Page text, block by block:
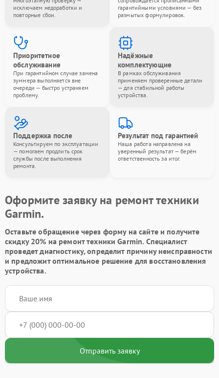
исключаем недоработки и
повторные сбои.
гарантийными условиями — без
размытых формулировок.
Приоритетное
обслуживание
При гарантийном случае замена
зуммера выполняется вне
очереди — быстро устраняем
проблему.
Надёжные
комплектующие
В рамках обслуживания
применяем проверенные детали
— для стабильной работы
устройства.
Поддержка после
Консультируем по эксплуатации
— помогаем продлить срок
службы после выполнения
ремонта.
Результат под гарантией
Наша работа направлена на
уверенный результат — берём
ответственность за итог.
Оформите заявку на ремонт техники
Garmin.
Оставьте обращение через форму на сайте и получите
скидку 20% на ремонт техники Garmin. Специалист
проведет диагностику, определит причину неисправности
и предложит оптимальное решение для восстановления
устройства.
Отправить заявку